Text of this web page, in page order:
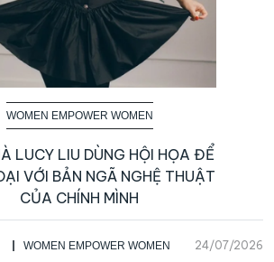
WOMEN EMPOWER WOMEN
LUCY LIU DÙNG HỘI HỌA ĐỂ
VỚI BẢN NGÃ NGHỆ THUẬT
CỦA CHÍNH MÌNH
WOMEN EMPOWER WOMEN 24/07/2026